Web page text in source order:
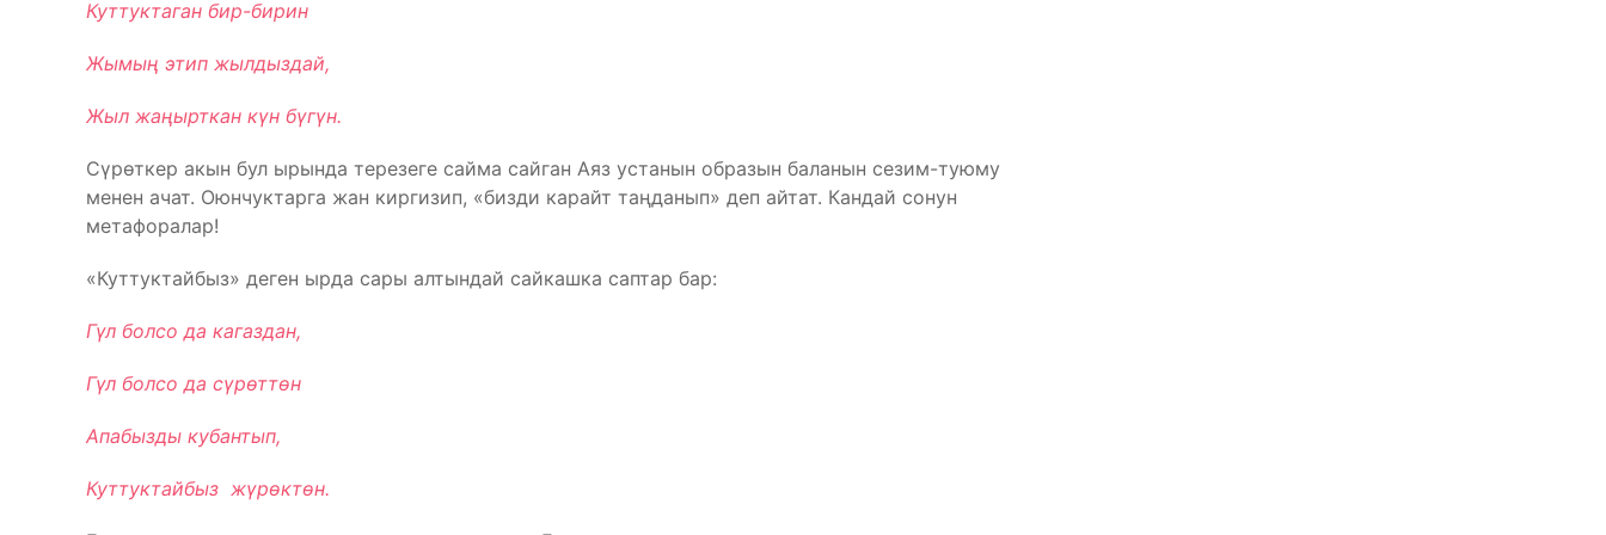
Куттуктаган бир-бирин
Жымың этип жылдыздай,
Жыл жаңырткан күн бүгүн.
Сүрөткер акын бул ырында терезеге сайма сайган Аяз устанын образын баланын сезим-туюму
менен ачат. Оюнчуктарга жан киргизип, «бизди карайт таңданып» деп айтат. Кандай сонун
метафоралар!
«Куттуктайбыз» деген ырда сары алтындай сайкашка саптар бар:
Гүл болсо да кагаздан,
Гүл болсо да сүрөттөн
Апабызды кубантып,
Куттуктайбыз жүрөктөн.